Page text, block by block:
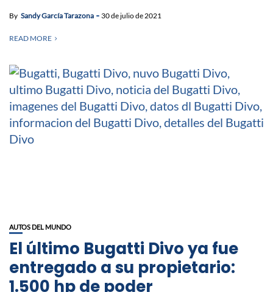
By Sandy García Tarazona 30 de julio de 2021
READ MORE
AUTOS DEL MUNDO
El último Bugatti Divo ya fue
entregado a su propietario:
1.500 hp de poder